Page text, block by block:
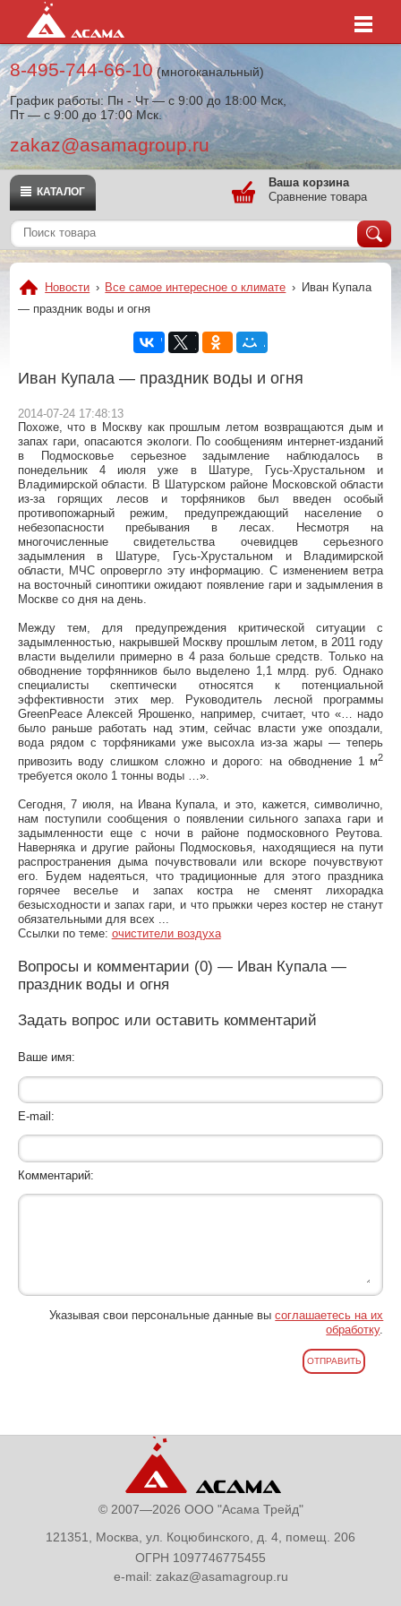
8-495-744-66-10(многоканальный)
График работы: Пн - Чт — с 9:00 до 18:00 Мск,
Пт — с 9:00 до 17:00 Мск.
zakaz@asamagroup.ru
КАТАЛОГ
Ваша корзина
Сравнение товара
Новости › Все самое интересное о климате ›
Иван Купала
— праздник воды и огня
Иван Купала — праздник воды и огня
2014-07-24 17:48:13
Похоже, что в Москву как прошлым летом возвращаются дым и
запах гари, опасаются экологи. По сообщениям интернет-изданий
в Подмосковье серьезное задымление наблюдалось в
понедельник 4 июля уже в Шатуре, Гусь-Хрустальном и
Владимирской области. В Шатурском районе Московской области
из-за горящих лесов и торфяников был введен особый
противопожарный режим, предупреждающий население о
небезопасности пребывания в лесах. Несмотря на
многочисленные свидетельства очевидцев серьезного
задымления в Шатуре, Гусь-Хрустальном и Владимирской
области, МЧС опровергло эту информацию. С изменением ветра
на восточный синоптики ожидают появление гари и задымления в
Москве со дня на день.
Между тем, для предупреждения критической ситуации с
задымленностью, накрывшей Москву прошлым летом, в 2011 году
власти выделили примерно в 4 раза больше средств. Только на
обводнение торфянников было выделено 1,1 млрд. руб. Однако
специалисты скептически относятся к потенциальной
эффективности этих мер. Руководитель лесной программы
GreenРeace Алексей Ярошенко, например, считает, что «… надо
было раньше работать над этим, сейчас власти уже опоздали,
вода рядом с торфяниками уже высохла из-за жары — теперь
привозить воду слишком сложно и дорого: на обводнение 1 м2
требуется около 1 тонны воды …».
Сегодня, 7 июля, на Ивана Купала, и это, кажется, символично,
нам поступили сообщения о появлении сильного запаха гари и
задымленности еще с ночи в районе подмосковного Реутова.
Наверняка и другие районы Подмосковья, находящиеся на пути
распространения дыма почувствовали или вскоре почувствуют
его. Будем надеяться, что традиционные для этого праздника
горячее веселье и запах костра не сменят лихорадка
безысходности и запах гари, и что прыжки через костер не станут
обязательными для всех ...
Ссылки по теме: очистители воздуха
Вопросы и комментарии (0) — Иван Купала —
праздник воды и огня
Задать вопрос или оставить комментарий
Ваше имя:
E-mail:
Комментарий:
Указывая свои персональные данные высоглашаетесь на их
обработку.
© 2007—2026 ООО "Асама Трейд"
121351, Москва, ул. Коцюбинского, д. 4, помещ. 206
ОГРН 1097746775455
e-mail: zakaz@asamagroup.ru